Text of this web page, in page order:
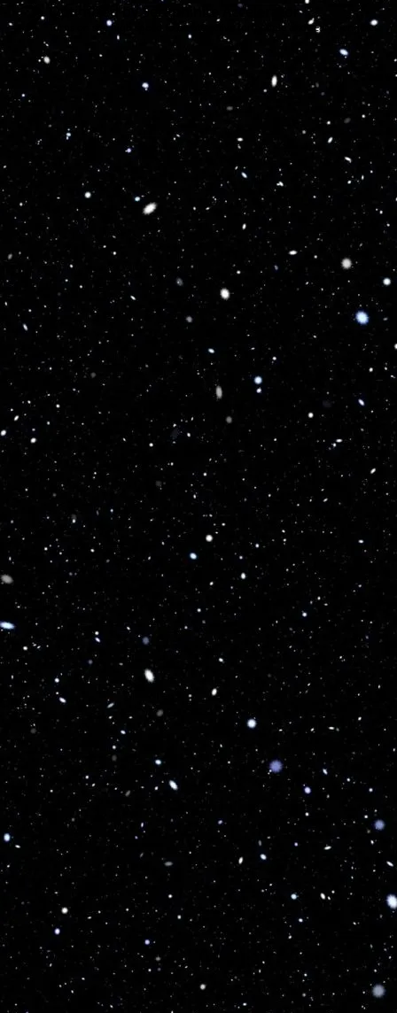
Optimized by Seraphinite Accelerator
Turns on site high speed to be attractive for people and search engines.